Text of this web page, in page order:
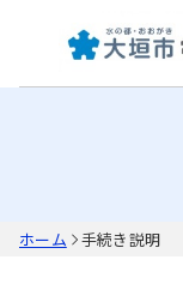
ホーム 手続き説明